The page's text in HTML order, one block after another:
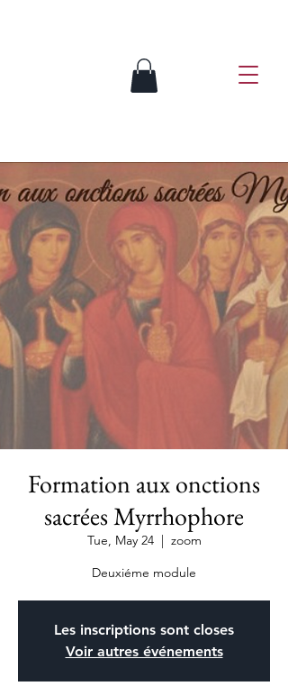
Formation aux onctions
sacrées Myrrhophore
Tue, May 24
  |
zoom
Deuxiéme module
Les inscriptions sont closes
Voir autres événements